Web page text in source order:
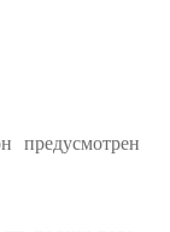
предусмотрен